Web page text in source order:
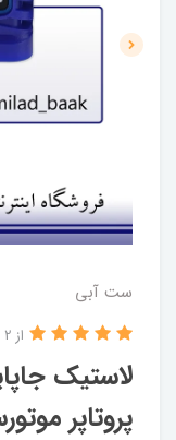
ست آبی
لاستیک
پروتاپر
از 2